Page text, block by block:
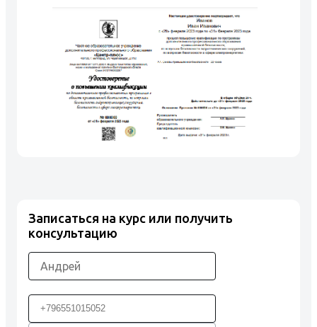
Записаться на курс или получить
консультацию